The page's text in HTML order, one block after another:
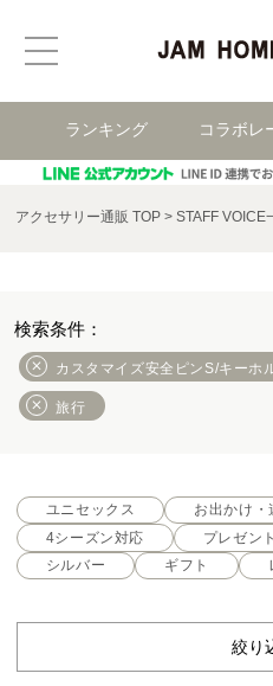
ランキング コラボレ
アクセサリー通販 TOP STAFF VOICE
カスタマイズ安全ピンS/キーホ
旅行
ユニセックス お出かけ・
4シーズン対応
プレゼント
シルバー
ギフト
絞り